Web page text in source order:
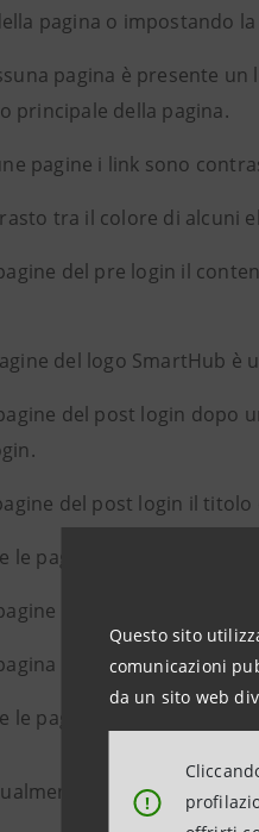
Questo sito
comunicazioni
da un sito web
!
pagina o impostando
pagina è presente
principale della pagina.
pagine i link sono
tra il colore di alcuni
del pre login il
del logo SmartHub è
del post login dopo
del post login il
le pagine non sono
del post login la
di “Contatti”,
le pagine il validatore
predisposte